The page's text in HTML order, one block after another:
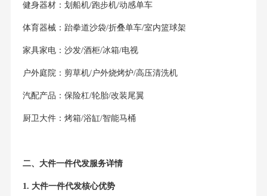
健身器材：划船机/跑步机/动感单车
体育器械：跆拳道沙袋/折叠单车/室内篮球架
家具家电：沙发/酒柜/冰箱/电视
户外庭院：剪草机/户外烧烤炉/高压清洗机
汽配产品：保险杠/轮胎/改装尾翼
厨卫大件：烤箱/浴缸/智能马桶
二、大件一件代发服务详情
1. 大件一件代发核心优势